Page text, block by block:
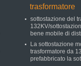
trasformatore
sottostazione del
132KV/
bene mobile di
La sottostazione
trasformatore da
prefabbricato la